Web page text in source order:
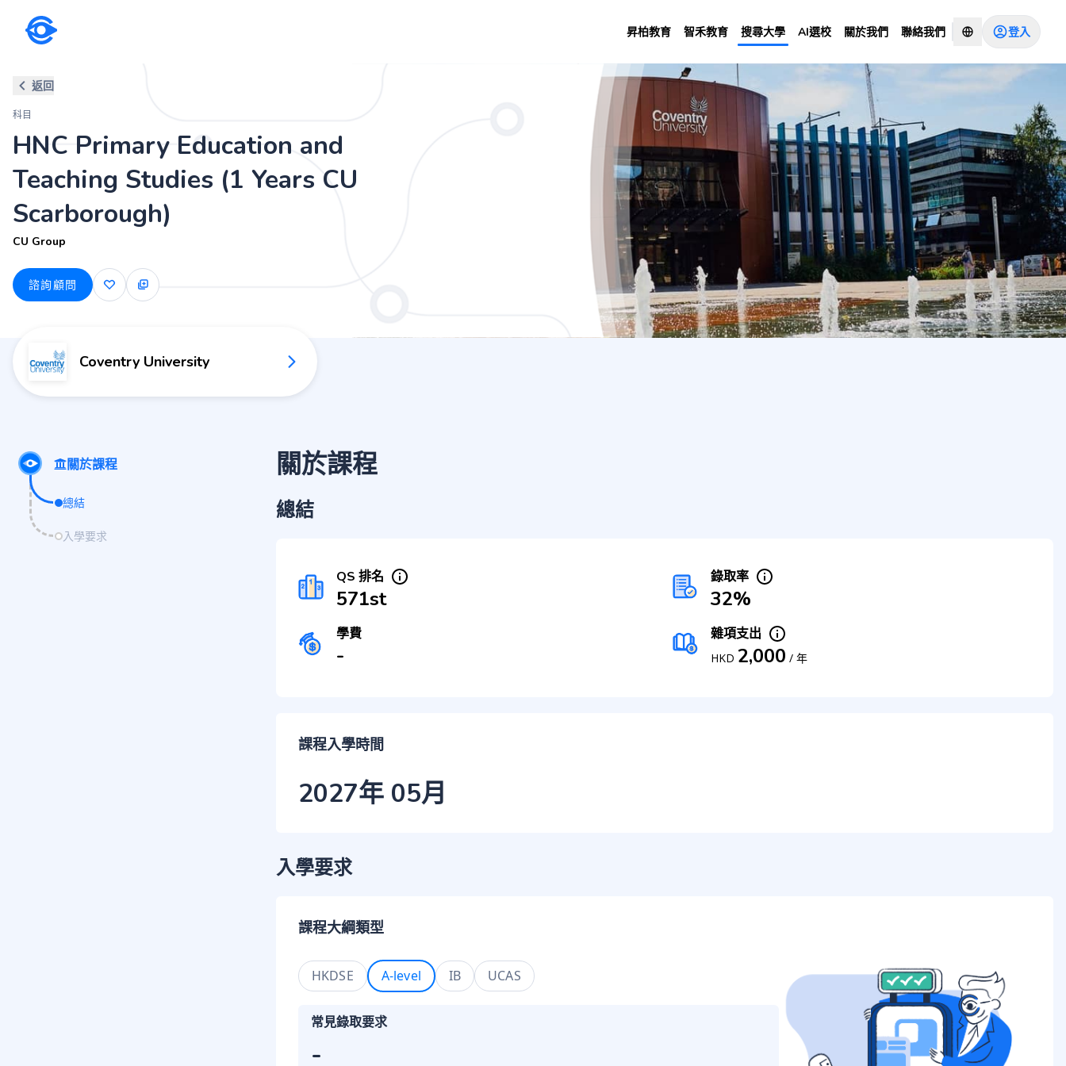
昇柏教育 智禾教育 搜尋大學 AI選校 關於我們 聯絡我們 登入
HNC Primary Education and Teaching Studies (1 Years CU Scarborough)
返回
科目
HNC Primary Education and
Teaching Studies (1 Years CU
Scarborough)
CU Group
諮詢顧問
Coventry University
關於課程
總結
入學要求
關於課程
總結
QS 排名
571st
錄取率
32%
學費
-
雜項支出
HKD 2,000 /年
課程入學時間
2027年 05月
入學要求
課程大綱類型
HKDSE A-level IB UCAS
常見錄取要求
-